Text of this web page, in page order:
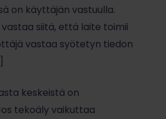
on käyttäjän vastuulla.
siitä, että laite toimii
vastaa syötetyn tiedon
keskeistä on
tekoäly vaikuttaa